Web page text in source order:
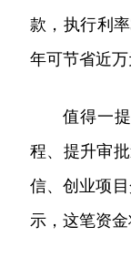
款，执行利
年可节省近万
值得一
程、提升审
信、创业项
示，这笔资